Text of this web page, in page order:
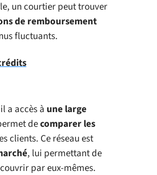
un courtier peut trouver
de remboursement
fluctuants.
a accès à une large
decomparer les
clients. Ce réseau est
, lui permettant de
par eux-mêmes.